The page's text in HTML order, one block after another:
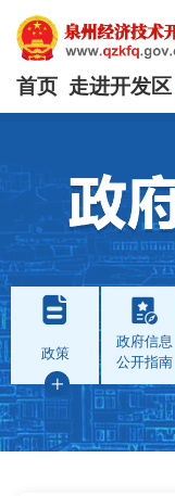
首页 走进开发区
政策
政府信息
公开指南